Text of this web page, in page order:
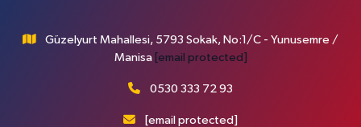
Güzelyurt Mahallesi, 5793 Sokak, No:1/C - Yunusemre /
Manisa [email protected]
0530 333 72 93
[email protected]